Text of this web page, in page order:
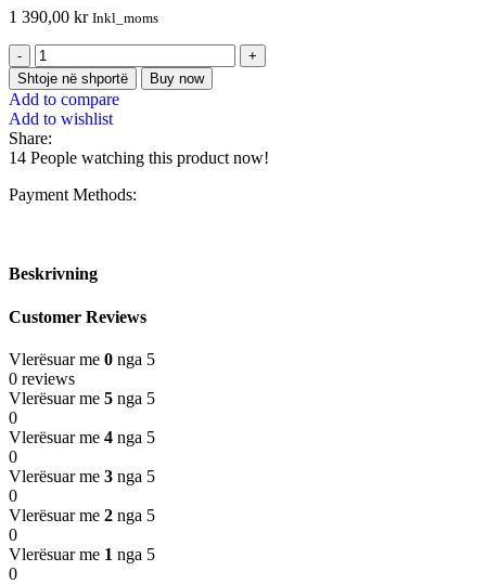
1 390,00 kr Inkl_moms
Shtoje në shportë Buy now
Add to compare
Add to wishlist
Share:
14 People watching this product now!
Payment Methods:
Beskrivning
Customer Reviews
Vlerësuar me 0 nga 5
0 reviews
Vlerësuar me 5 nga 5
0
Vlerësuar me 4 nga 5
0
Vlerësuar me 3 nga 5
0
Vlerësuar me 2 nga 5
0
Vlerësuar me 1 nga 5
0